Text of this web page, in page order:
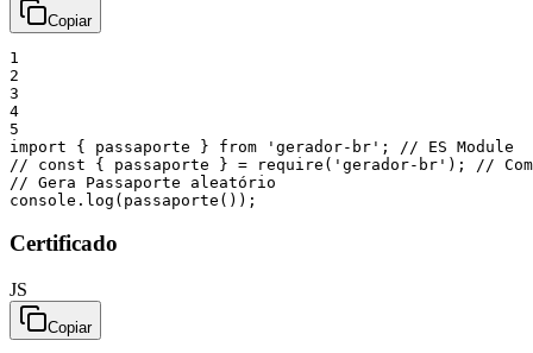
Copiar
1
2
3
4
5
import
{ passaporte } from 'gerador-br' ;
// ES Module
// const { passaporte } = require('gerador-br'); //
// Gera Passaporte aleatório
console . log ( passaporte ( ) ) ;
Certificado
JS
Copiar